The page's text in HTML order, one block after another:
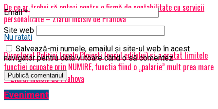
De ce ar trebui să optezi pentru o firmă de contabilitate cu servicii
personalizate – Ziarul Incisiv de Prahova
Nu ratati
Directorul Poliției Locale Ploiești (nasul edilului) si-a aratat limitele
functiei ocupate prin NUMIRE, functia fiind o „palarie” mult prea mare
– Ziarul Incisiv de Prahova
Email*
Site web
Salvează-mi numele, emailul și site-ul web în acest
navigator pentru data viitoare când o să comentez.
Eveniment